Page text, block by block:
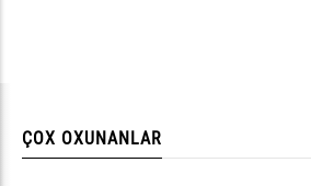
ÇOX OXUNANLAR